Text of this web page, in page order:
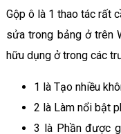
Gộp ô là 1 thao tác rất
sửa trong bảng ở trên
hữu dụng ở trong các
1 là Tạo nhiều
2 là Làm nổi bật
3 là Phần được